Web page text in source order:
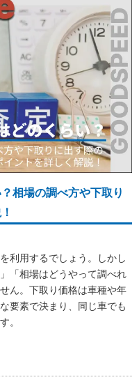
相場の調べ方や下取り
利用するでしょう。しかし
「相場はどうやって調べれ
ん。下取り価格は車種や年
要素で決まり、同じ車でも
。